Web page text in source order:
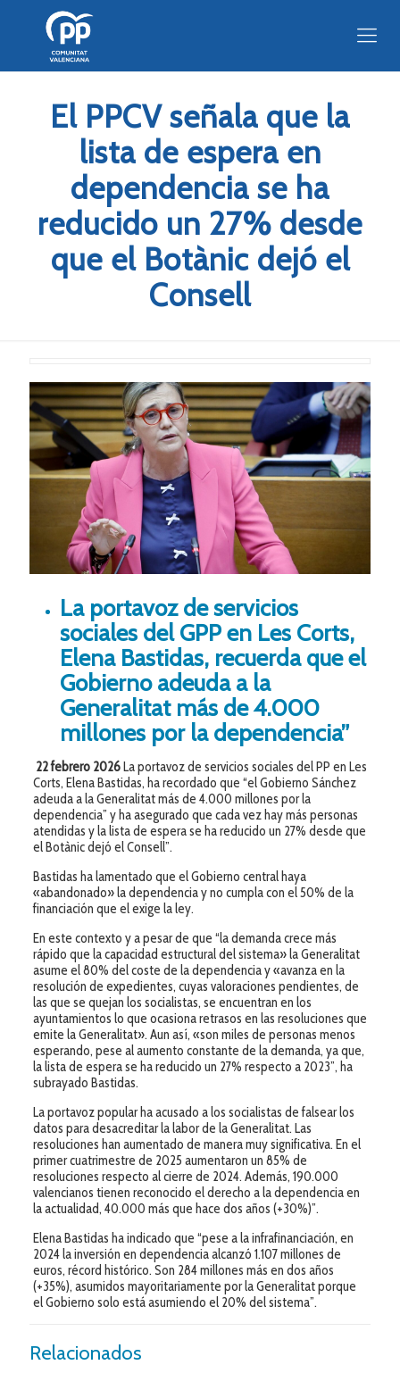
El PPCV señala que la
lista de espera en
dependencia se ha
reducido un 27% desde
que el Botànic dejó el
Consell
La portavoz de servicios
sociales del GPP en Les Corts,
Elena Bastidas, recuerda que el
Gobierno adeuda a la
Generalitat más de 4.000
millones por la dependencia”
22 febrero 2026La portavoz de servicios sociales del PP en Les
Corts, Elena Bastidas, ha recordado que “el Gobierno Sánchez
adeuda a la Generalitat más de 4.000 millones por la
dependencia” y ha asegurado que cada vez hay más personas
atendidas y la lista de espera se ha reducido un 27% desde que
el Botànic dejó el Consell”.
Bastidas ha lamentado que el Gobierno central haya
«abandonado» la dependencia y no cumpla con el 50% de la
financiación que el exige la ley.
En este contexto y a pesar de que “la demanda crece más
rápido que la capacidad estructural del sistema» la Generalitat
asume el 80% del coste de la dependencia y «avanza en la
resolución de expedientes, cuyas valoraciones pendientes, de
las que se quejan los socialistas, se encuentran en los
ayuntamientos lo que ocasiona retrasos en las resoluciones que
emite la Generalitat». Aun así, «son miles de personas menos
esperando, pese al aumento constante de la demanda, ya que,
la lista de espera se ha reducido un 27% respecto a 2023”, ha
subrayado Bastidas.
La portavoz popular ha acusado a los socialistas de falsear los
datos para desacreditar la labor de la Generalitat. Las
resoluciones han aumentado de manera muy significativa. En el
primer cuatrimestre de 2025 aumentaron un 85% de
resoluciones respecto al cierre de 2024. Además, 190.000
valencianos tienen reconocido el derecho a la dependencia en
la actualidad, 40.000 más que hace dos años (+30%)”.
Elena Bastidas ha indicado que “pese a la infrafinanciación, en
2024 la inversión en dependencia alcanzó 1.107 millones de
euros, récord histórico. Son 284 millones más en dos años
(+35%), asumidos mayoritariamente por la Generalitat porque
el Gobierno solo está asumiendo el 20% del sistema”.
Relacionados